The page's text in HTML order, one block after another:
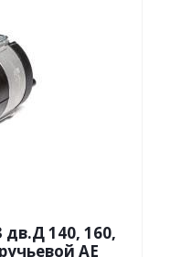
140, 160,
AE